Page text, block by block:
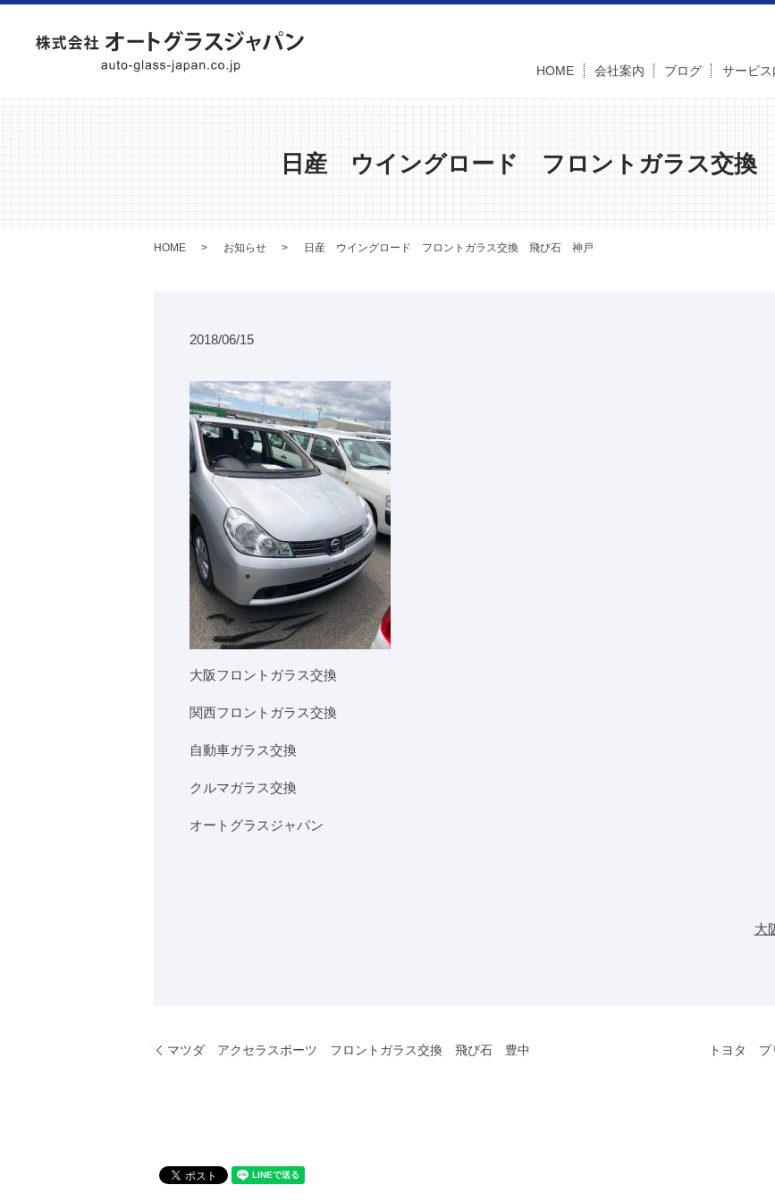
HOME 会社案内 ブログ サービス
日産 ウイングロード フロントガラス交
HOME お知らせ 日産 ウイングロード フロントガラス交換 飛び石 神戸
2018/06/15
大阪フロントガラス交換
関西フロントガラス交換
自動車ガラス交換
クルマガラス交換
オートグラスジャパン
大
マツダ アクセラスポーツ フロントガラス交換 飛び石 豊中 トヨタ